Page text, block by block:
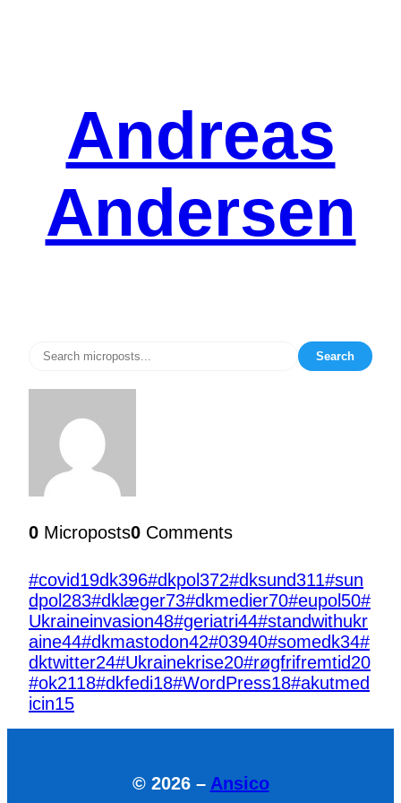
Andreas
Andersen
Search
0 Microposts0 Comments
#covid19dk396#dkpol372#dksund311#sun
dpol 283#dklæger73#dkmedier70#eupol 50#
Ukraineinvasion48#geriatri44#standwithukr
aine44#dkmastodon42#03940#somedk34#
dktwitter24#Ukrainekrise20#røgfrifremtid20
#ok2118#dkfedi18#WordPress18#akutmed
icin15
© 2026 – Ansico